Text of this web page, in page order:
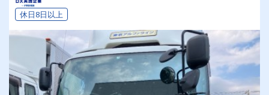
休日8日以上